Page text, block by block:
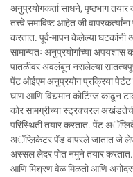
अनुप्रयोगकर्ता साधने, पृष्ठभाग तयार
तत्त्वे समाविष्ट आहेत जी
करतात. पूर्व-मापन केलेल्या
सामान्यतः अनुप्रयोगांच्या अपयशास
पातळीवर अवलंबून नसलेल्या
पेंट ओईएम अनुप्रयोग प्रक्रिया
घाण आणि विद्यमान कोटिंग्ज काढून
कोर सामग्रीच्या स्ट्रक्चरल
परिस्थिती तयार करतात. पेंट
अॅप्लिकेटर पॅड वापरले जातात जे लेप
अस्सल लेदर पोत नमुने तयार करतात.
आणि मिश्रण वेळ मिळतो आणि